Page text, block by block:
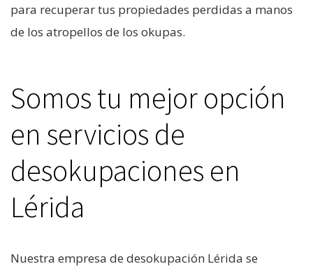
para recuperar tus propiedades perdidas a manos
de los atropellos de los okupas.
Somos tu mejor opción
en servicios de
desokupaciones en
Lérida
Nuestra empresa de desokupación Lérida se